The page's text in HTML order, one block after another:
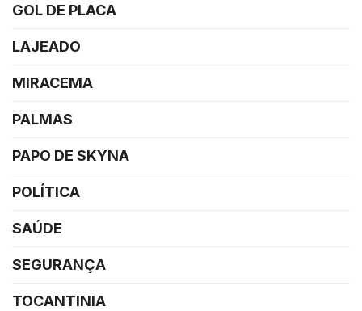
GOL DE PLACA
LAJEADO
MIRACEMA
PALMAS
PAPO DE SKYNA
POLÍTICA
SAÚDE
SEGURANÇA
TOCANTINIA